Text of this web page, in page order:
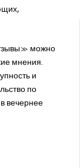
можно
мнения.
и
по
вечернее